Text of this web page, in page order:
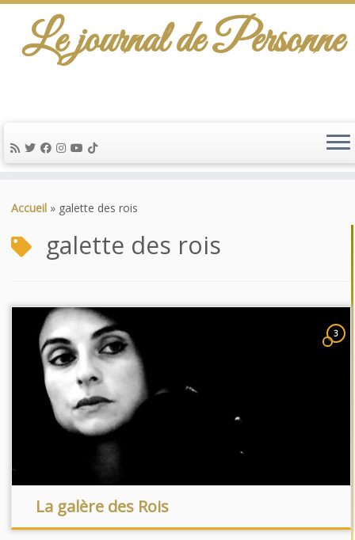
au
Le journal de Personne
Accueil » galette des rois
galette des rois
3
La galère des Rois